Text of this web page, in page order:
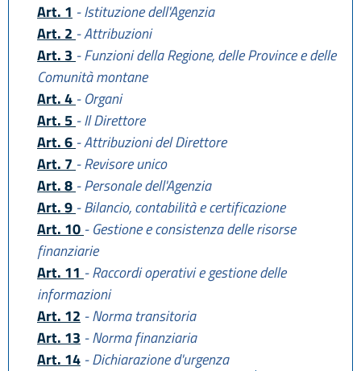
Art. 1 - Istituzione dell'Agenzia
Art. 2 - Attribuzioni
Art. 3 - Funzioni della Regione, delle Province e delle
Comunità montane
Art. 4 - Organi
Art. 5 - Il Direttore
Art. 6 - Attribuzioni del Direttore
Art. 7 - Revisore unico
Art. 8 - Personale dell'Agenzia
Art. 9 - Bilancio, contabilità e certificazione
Art. 10 - Gestione e consistenza delle risorse
finanziarie
Art. 11 - Raccordi operativi e gestione delle
informazioni
Art. 12 - Norma transitoria
Art. 13 - Norma finanziaria
Art. 14 - Dichiarazione d'urgenza